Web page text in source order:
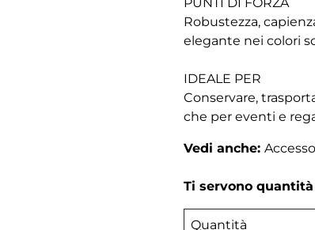
Robustezza,
elegante nei colori
IDEALE PER
Conservare,
che per eventi e
Vedi anche:
Ti servono
Quantità